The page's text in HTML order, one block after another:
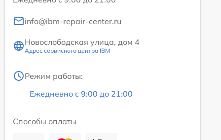
info@ibm-repair-center.ru
Новослободская улица, дом 4
Адрес сервисного центра IBM
Режим работы:
Ежедневно с 9:00 до 21:00
Способы оплаты